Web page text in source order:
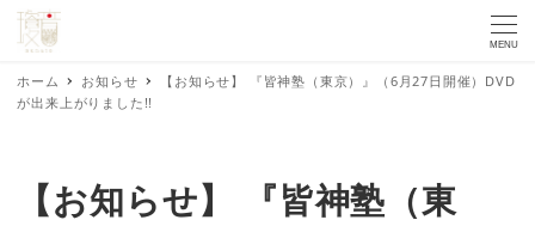
MENU
ホーム お知らせ
【お知らせ】 『皆神塾（東京）』（6月27日開催）DVD
が出来上がりました!!
【お知らせ】 『皆神塾（東